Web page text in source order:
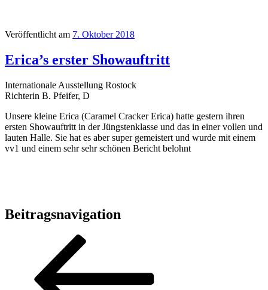
Veröffentlicht am 7. Oktober 2018
Erica’s erster Showauftritt
Internationale Ausstellung Rostock
Richterin B. Pfeifer, D
Unsere kleine Erica (Caramel Cracker Erica) hatte gestern ihren
ersten Showauftritt in der Jüngstenklasse und das in einer vollen und
lauten Halle. Sie hat es aber super gemeistert und wurde mit einem
vv1 und einem sehr sehr schönen Bericht belohnt
Beitragsnavigation